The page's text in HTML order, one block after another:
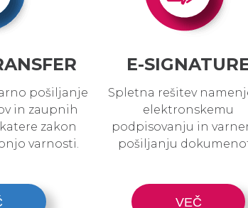
pošiljanje
in zaupnih
zakon
varnosti.
E-
Spletna rešitev
elektronskemu
podpisovanju in
pošiljanju
VEČ